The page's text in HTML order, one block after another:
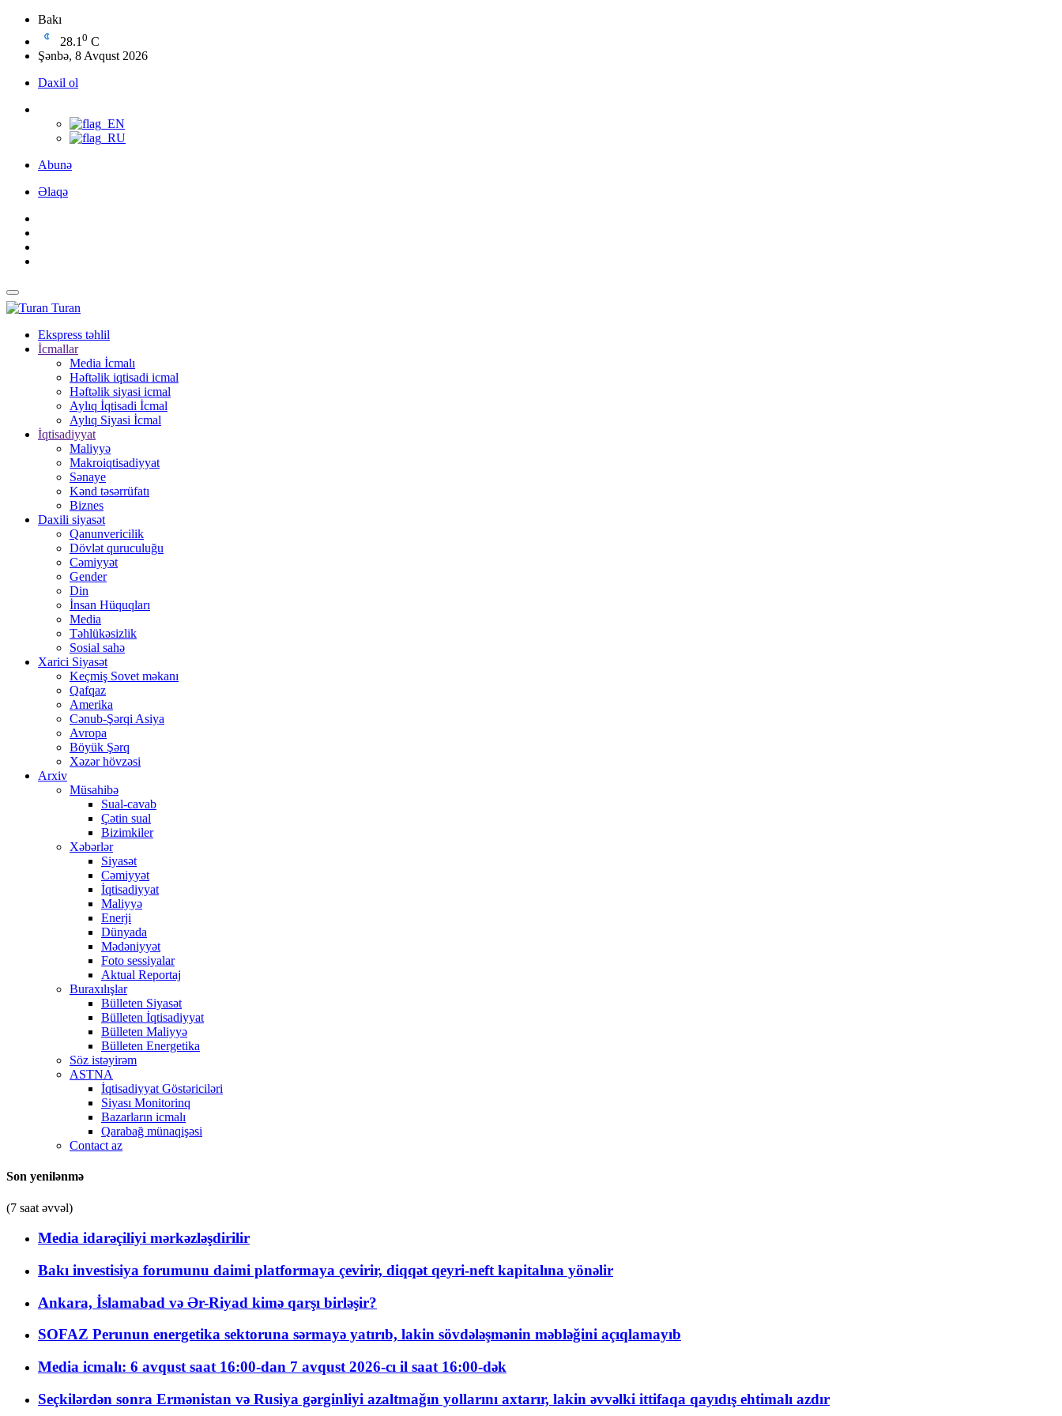
Bakı
28.1 0 C
Şənbə, 8 Avqust 2026
Daxil ol
Abunə
Əlaqə
Turan
Ekspress təhlil
İcmallar
Media İcmalı
Həftəlik iqtisadi icmal
Həftəlik siyasi icmal
Aylıq İqtisadi İcmal
Aylıq Siyasi İcmal
İqtisadiyyat
Maliyyə
Makroiqtisadiyyat
Sənaye
Kənd təsərrüfatı
Biznes
Daxili siyasət
Qanunvericilik
Dövlət quruculuğu
Cəmiyyət
Gender
Din
İnsan Hüquqları
Media
Təhlükəsizlik
Sosial sahə
Xarici Siyasət
Keçmiş Sovet məkanı
Qafqaz
Amerika
Cənub-Şərqi Asiya
Avropa
Böyük Şərq
Xəzər hövzəsi
Arxiv
Müsahibə
Sual-cavab
Çətin sual
Bizimkiler
Xəbərlər
Siyasət
Cəmiyyət
İqtisadiyyat
Maliyyə
Enerji
Dünyada
Mədəniyyət
Foto sessiyalar
Aktual Reportaj
Buraxılışlar
Bülleten Siyasət
Bülleten İqtisadiyyat
Bülleten Maliyyə
Bülleten Energetika
Söz istəyirəm
ASTNA
İqtisadiyyat Göstəriciləri
Siyası Monitorinq
Bazarların icmalı
Qarabağ münaqişəsi
Contact az
Son yenilənmə
(7 saat əvvəl)
Media idarəçiliyi mərkəzləşdirilir
Bakı investisiya forumunu daimi platformaya çevirir, diqqət qeyri-neft kapitalına yönəlir
Ankara, İslamabad və Ər-Riyad kimə qarşı birləşir?
SOFAZ Perunun energetika sektoruna sərmayə yatırıb, lakin sövdələşmənin məbləğini açıqlamayıb
Media icmalı: 6 avqust saat 16:00-dan 7 avqust 2026-cı il saat 16:00-dək
Seçkilərdən sonra Ermənistan və Rusiya gərginliyi azaltmağın yollarını axtarır, lakin əvvəlki ittifaqa qayıdış ehtimalı azdır